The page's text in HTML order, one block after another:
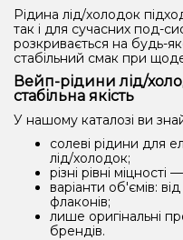
Рідина лід/холодок
так і для сучасних под-
розкривається на будь-
стабільний смак при
Вейп-рідини лід/
стабільна якість
У нашому каталозі ви
солеві рідини для
лід/холодок;
різні рівні
варіанти об'ємів:
флаконів;
лише оригінальні
брендів.